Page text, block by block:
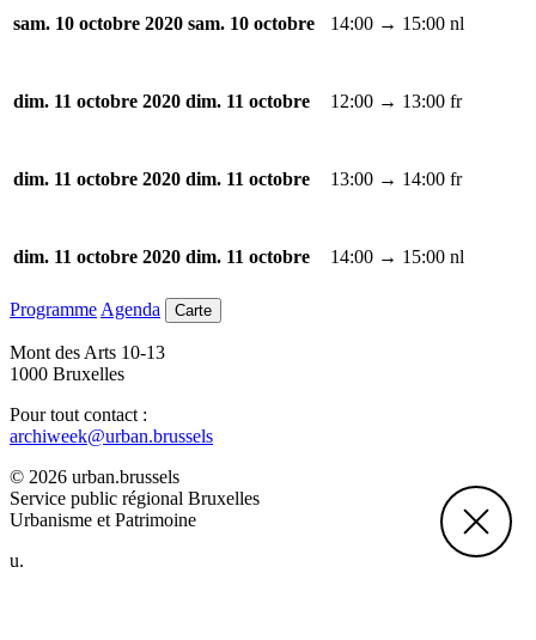
sam. 10 octobre 2020 sam. 10 octobre 14:00 → 15:00 nl
dim. 11 octobre 2020 dim. 11 octobre 12:00 → 13:00 fr
dim. 11 octobre 2020 dim. 11 octobre 13:00 → 14:00 fr
dim. 11 octobre 2020 dim. 11 octobre 14:00 → 15:00 nl
Programme Agenda Carte
Mont des Arts 10-13
1000 Bruxelles
Pour tout contact :
archiweek@urban.brussels
© 2026 urban.brussels
Service public régional Bruxelles
Urbanisme et Patrimoine
u.